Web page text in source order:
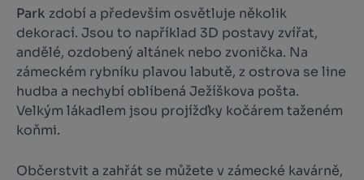
Park zdobí a především osvětluje několik
dekorací. Jsou to například 3D postavy zvířat,
andělé, ozdobený altánek nebo zvonička. Na
zámeckém rybníku plavou labutě, z ostrova se line
hudba a nechybí oblíbená Ježíškova pošta.
Velkým lákadlem jsou projížďky kočárem taženém
koňmi.
Občerstvit a zahřát se můžete v zámecké kavárně,